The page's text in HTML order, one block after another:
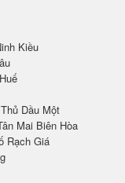
Kiều
Dầu Một
Mai Biên Hòa
Rạch Giá